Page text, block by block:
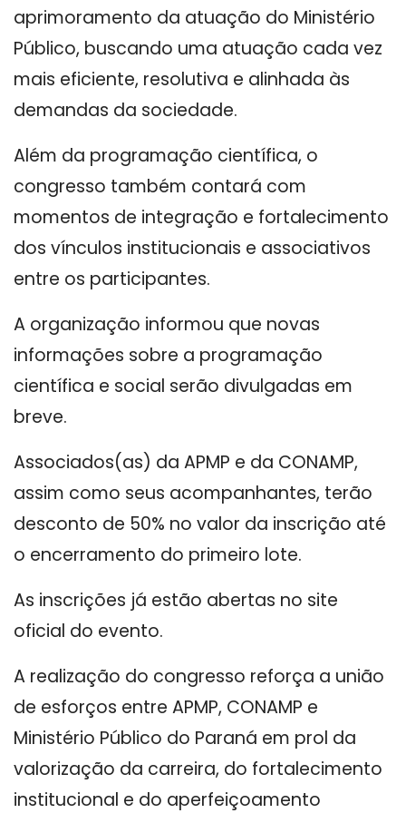
aprimoramento da atuação do Ministério
Público, buscando uma atuação cada vez
mais eficiente, resolutiva e alinhada às
demandas da sociedade.
Além da programação científica, o
congresso também contará com
momentos de integração e fortalecimento
dos vínculos institucionais e associativos
entre os participantes.
A organização informou que novas
informações sobre a programação
científica e social serão divulgadas em
breve.
Associados(as) da APMP e da CONAMP,
assim como seus acompanhantes, terão
desconto de 50% no valor da inscrição até
o encerramento do primeiro lote.
As inscrições já estão abertas no site
oficial do evento.
A realização do congresso reforça a união
de esforços entre APMP, CONAMP e
Ministério Público do Paraná em prol da
valorização da carreira, do fortalecimento
institucional e do aperfeiçoamento